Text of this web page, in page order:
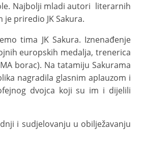
Najbolji mladi autori literarnih
priredio JK Sakura.
tima JK Sakura. Iznenađenje
europskih medalja, trenerica
borac). Na tatamiju Sakurama
nagradila glasnim aplauzom i
dvojca koji su im i dijelili
i sudjelovanju u obilježavanju